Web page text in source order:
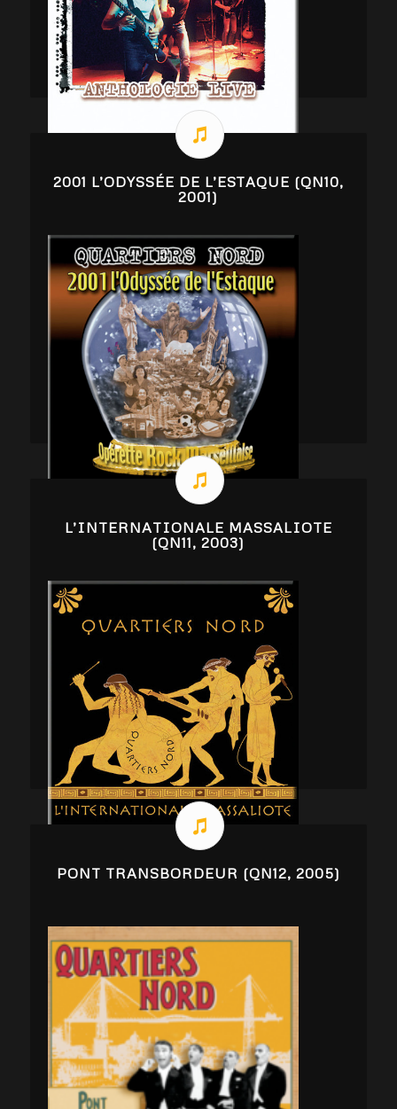
2001 L’ODYSSÉE DE L’ESTAQUE (QN10,
2001)
L’INTERNATIONALE MASSALIOTE
(QN11, 2003)
PONT TRANSBORDEUR (QN12, 2005)